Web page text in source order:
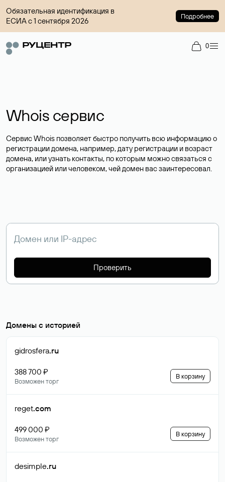
Обязательная идентификация в
ЕСИА с 1 сентября 2026
Подробнее
0
Whois сервис
Сервис Whois позволяет быстро получить всю информацию о
регистрации домена, например, дату регистрации и возраст
домена, или узнать контакты, по которым можно связаться с
организацией или человеком, чей домен вас заинтересовал.
Проверить
Домены с историей
gidrosfera.ru
388 700 ₽
Возможен торг
В корзину
reget.com
499 000 ₽
Возможен торг
В корзину
desimple.ru